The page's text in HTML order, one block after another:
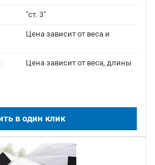
"ст. 3"
Цена зависит от веса и
Цена зависит от веса, длины
в один клик